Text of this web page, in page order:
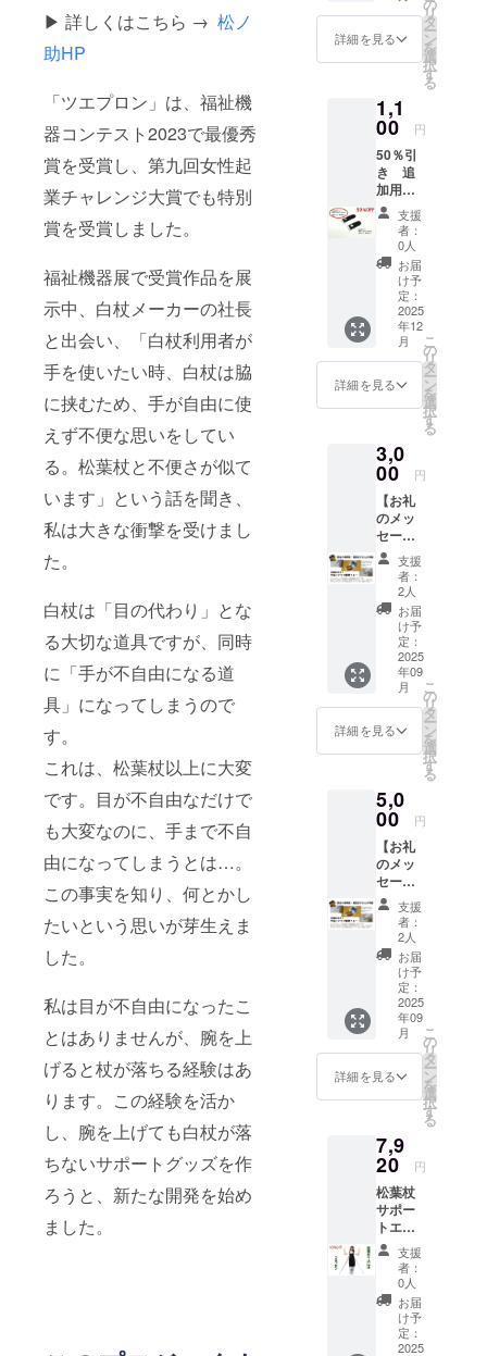
▶ 詳しくはこちら → 松ノ
助HP
「ツエプロン」は、福祉機
器コンテスト2023で最優秀
賞を受賞し、第九回女性起
業チャレンジ大賞でも特別
賞を受賞しました。
福祉機器展で受賞作品を展
示中、白杖メーカーの社長
と出会い、「白杖利用者が
手を使いたい時、白杖は脇
に挟むため、手が自由に使
えず不便な思いをしてい
る。松葉杖と不便さが似て
います」という話を聞き、
私は大きな衝撃を受けまし
た。
白杖は「目の代わり」とな
る大切な道具ですが、同時
に「手が不自由になる道
具」になってしまうので
す。
これは、松葉杖以上に大変
です。目が不自由なだけで
も大変なのに、手まで不自
由になってしまうとは…。
この事実を知り、何とかし
たいという思いが芽生えま
した。
私は目が不自由になったこ
とはありませんが、腕を上
げると杖が落ちる経験はあ
ります。この経験を活か
し、腕を上げても白杖が落
ちないサポートグッズを作
ろうと、新たな開発を始め
ました。
杖メーカー
の社長と出
は「腕を上
げると杖が
落ちる」と
いう共通の
課題がある
ことを知り
ました。そ
こで、白杖
グッズも作
りたいと考
え、開発を
スタート。
の試行錯誤
を経て誕生
したのが、
新商品「ツ
エストポー
チ」です。
杖や白杖を
使う方が、
少しでも快
適に、安心
して過ごせ
るように。
このプロ
ジェクトに
挑戦してい
ます。どう
ぞ応援よろ
しくお願い
い方
や、複
数の白
杖に取
たい
方、予
備用と
して。
「本体
価格
2,000
円」-
「割引
価格
1,000円
(50%)」
=「リ
ターン
価格
1,000
円」
ズ 白杖
用ベル
ト 幅
30mm×
長さ
80mm
9.4ｇ ・
こちら
のリ
ターン
金額に
は送料
が含ま
れてい
ます。
詳細を見る
リ
タ
ー
ン
を
選
択
す
る
1,1
00 円
50％引
き 追
加用ベ
ルト単
品 一
般杖用
ベルト1
個(直径
16～19
ｍｍ）
複数の
杖に取
り付け
たい
方、予
備用と
「本体
価格
2,000
円」-
「割引
価格
1,000円
(50%)」
=「リ
ターン
価格
1,000
円」
（税
抜） 商
品サイ
ズ 一般
30mm×
長さ
95mm
9.5ｇ ・
こちら
のリ
ターン
金額に
は送料
が含ま
れてい
ます。
支援
者：
0人
お届
け予
定：
2025
年12
月
詳細を見る
こ
の
リ
タ
ー
ン
を
選
択
す
る
3,0
00 円
【お礼
のメッ
セー
ジ】 感
謝の気
持ちを
込め
て、お
礼の
メッ
セージ
をお送
りしま
す。
【お礼
の品】
発明主
婦 横
田洋子
さん考
案 震災
時で活
躍する
折り畳
み紙皿
の設計
図PDF
を添付
ファイ
ルでお
送り致
しま
す。 組
を、秋
篠宮佳
子様が
お持ち
帰りに
なった
ことも
ありま
す。 こ
のリ
ターン
は5,000
支援
者：
2人
お届
け予
定：
2025
年09
月
詳細を見る
こ
の
リ
タ
ー
ン
を
選
択
す
る
5,0
00 円
【お礼
のメッ
セー
ジ】 感
謝の気
持ちを
込め
て、お
礼の
メッ
セージ
をお送
りしま
す。
【お礼
の品】
発明主
婦 横
田洋子
さん考
案 震災
時で活
躍する
折り畳
み紙皿
の設計
図PDF
を添付
ファイ
支援
者：
2人
お届
け予
定：
2025
年09
月
詳細を見る
こ
の
リ
タ
ー
ン
を
選
択
す
る
7,9
20 円
松葉杖
サポー
トエプ
ロン
ツエプ
ロン
Мサイ
割引
「本体
支援
者：
0人
お届
け予
定：
2025